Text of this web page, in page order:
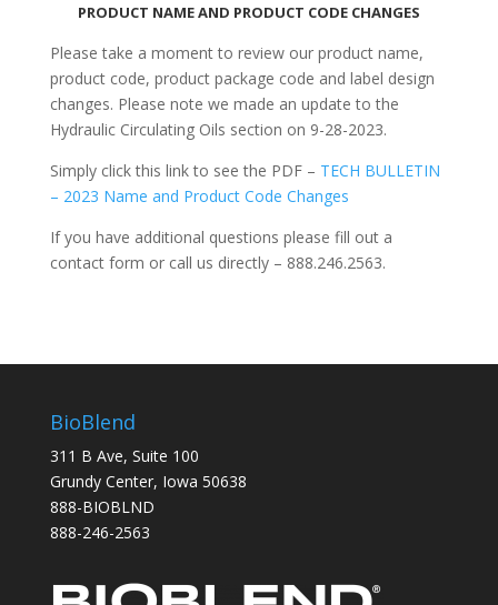
PRODUCT NAME AND PRODUCT CODE CHANGES
Please take a moment to review our product name,
product code, product package code and label design
changes. Please note we made an update to the
Hydraulic Circulating Oils section on 9-28-2023.
Simply click this link to see the PDF – TECH BULLETIN
– 2023 Name and Product Code Changes
If you have additional questions please fill out a
contact form or call us directly – 888.246.2563.
BioBlend
311 B Ave, Suite 100
Grundy Center, Iowa 50638
888-BIOBLND
888-246-2563